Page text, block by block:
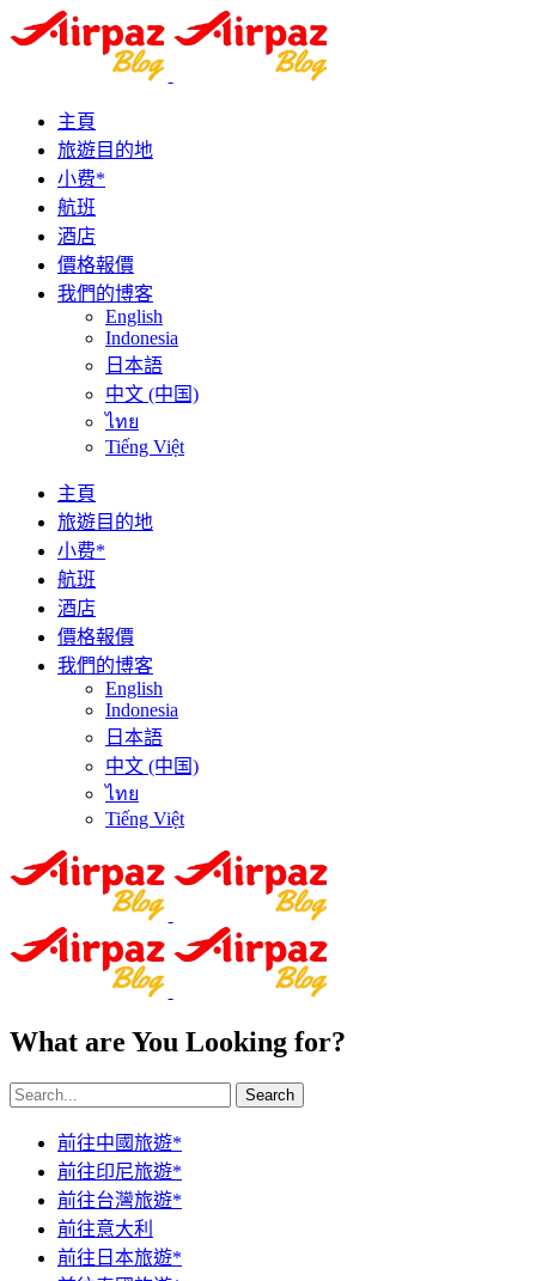
主頁
旅遊目的地
小费*
航班
酒店
價格報價
我們的博客
English
Indonesia
日本語
中文 (中国)
ไทย
Tiếng Việt
主頁
旅遊目的地
小费*
航班
酒店
價格報價
我們的博客
English
Indonesia
日本語
中文 (中国)
ไทย
Tiếng Việt
What are You Looking for?
Search
前往中國旅遊*
前往印尼旅遊*
前往台灣旅遊*
前往意大利
前往日本旅遊*